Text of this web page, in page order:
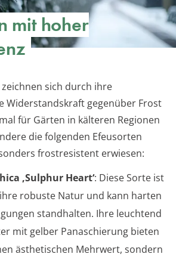
mit hoher
sich durch ihre
Widerstandskraft gegenüber Frost
für Gärten in kälteren Regionen
die folgenden Efeusorten
frostresistent erwiesen:
‚Sulphur Heart‘: Diese Sorte ist
robuste Natur und kann harten
standhalten. Ihre leuchtend
mit gelber Panaschierung bieten
ästhetischen Mehrwert, sondern